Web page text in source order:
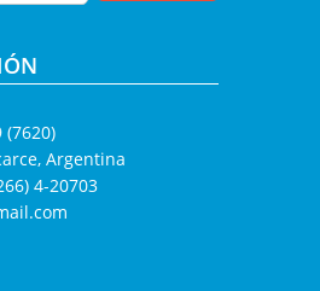
(7620)
Argentina
4-20703